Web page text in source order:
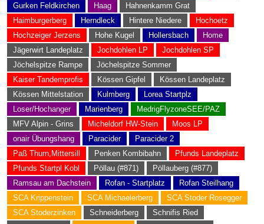
Gurken Feldkirchen
Haag
Hahnenkamm Grat
Haimburgerberg
Herndleck Hintere Niedere
Hochoetz
Hochzeiger Jerzens
Hohe Kugel Hollersbach
Home
Jägerwirt Landeplatz
Jochdohlen LP
Jochdohlen SP
Jöchelspitze Rampe
Jöchelspitze Sommer
Kaiser Tandemprofis
Kössen Gipfel
Kössen Landeplatz
Kössen Mittelstation
Kulmberg
Lorea Startplz
Loser/Hochanger
Marienberg
MedrigFlyzoneSEE/PAZ
MFV Alpin - Grins
Micheldorf HW-Stein
Moos LP
onair Übungshang
Paracider
Paracider 2
Paß Thurn,Mittersill
Penken Kombibahn
Pfunds Landeplatz
Pfunds Startpl Kobl
Pöllau (#871)
Pöllauberg (#877)
Ramsau am Dachstein
Rofan - Startplatz
Rofan Steilhang
SCA Krippenstein
SCA Michaelerberg
SCA Stoder Rosegger
SCA Stoderzinken
Schneiderberg
Schnifis Ried